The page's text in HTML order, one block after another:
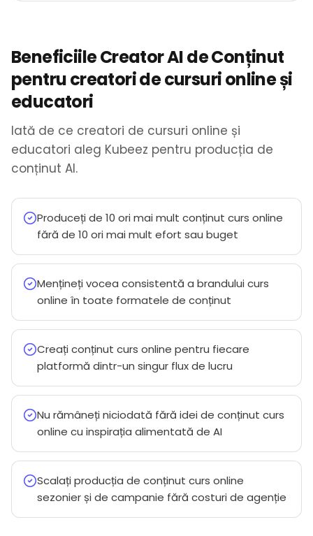
Beneficiile Creator AI de Conținut
pentru creatori de cursuri online și
educatori
Iată de ce creatori de cursuri online și
educatori aleg Kubeez pentru producția de
conținut AI.
Produceți de 10 ori mai mult conținut curs online
fără de 10 ori mai mult efort sau buget
Mențineți vocea consistentă a brandului curs
online în toate formatele de conținut
Creați conținut curs online pentru fiecare
platformă dintr-un singur flux de lucru
Nu rămâneți niciodată fără idei de conținut curs
online cu inspirația alimentată de AI
Scalați producția de conținut curs online
sezonier și de campanie fără costuri de agenție